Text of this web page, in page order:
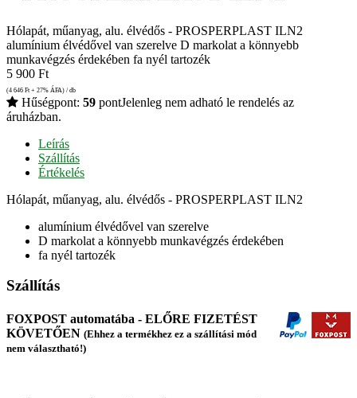
Hólapát, műanyag, alu. élvédős - PROSPERPLAST ILN2
alumínium élvédővel van szerelve D markolat a könnyebb
munkavégzés érdekében fa nyél tartozék
5 900 Ft
(4 646 Ft + 27% ÁFA) / db
Hűségpont: 59 pontJelenleg nem adható le rendelés az
áruházban.
Leírás
Szállítás
Értékelés
Hólapát, műanyag, alu. élvédős - PROSPERPLAST ILN2
alumínium élvédővel van szerelve
D markolat a könnyebb munkavégzés érdekében
fa nyél tartozék
Szállítás
FOXPOST automatába - ELŐRE FIZETÉST
KÖVETŐEN (Ehhez a termékhez ez a szállítási mód
nem választható!)